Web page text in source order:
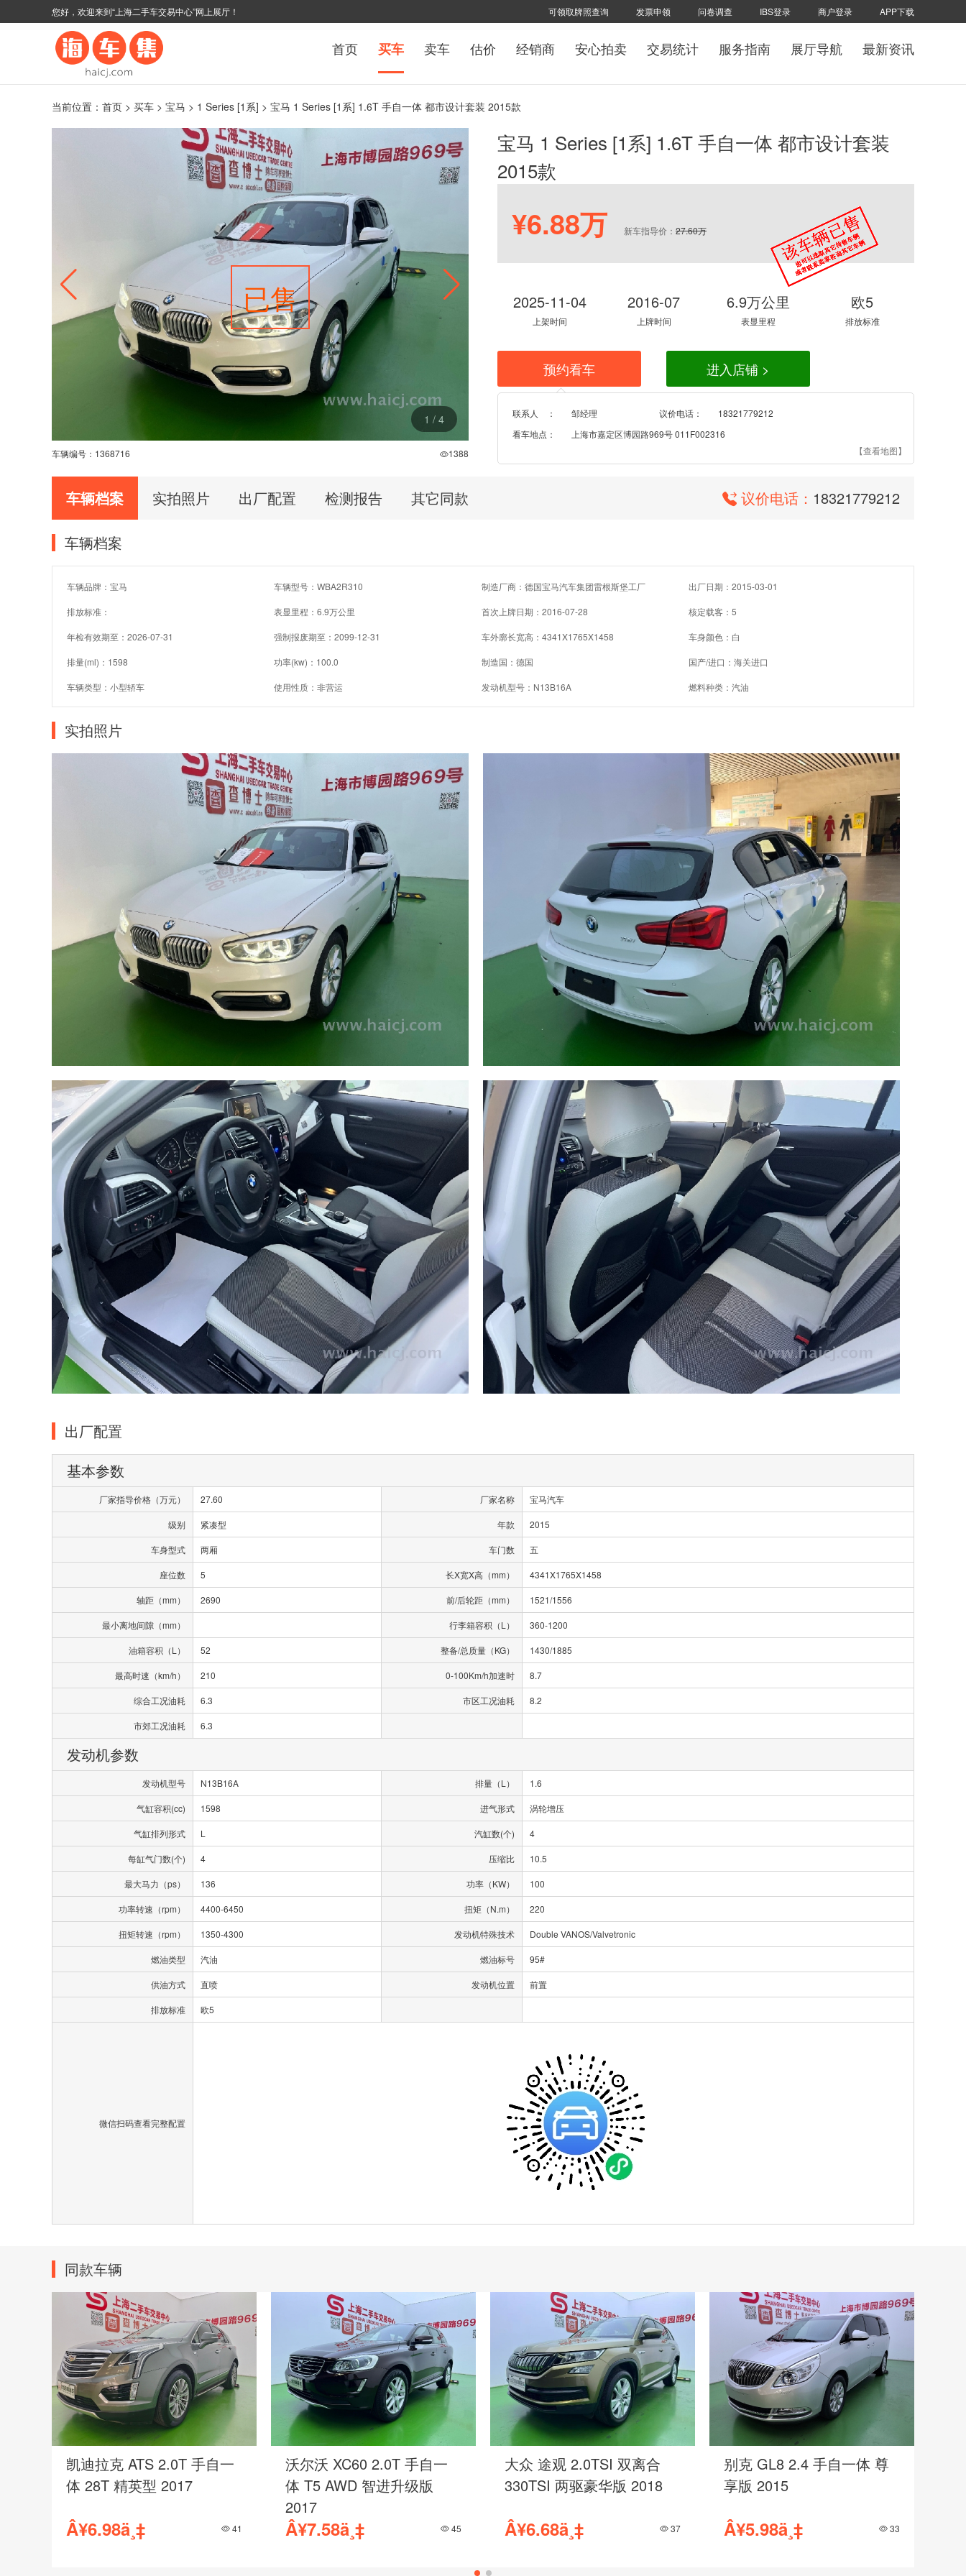
您好，欢迎来到“上海二手车交易中心”网上展厅！ 可领取牌照查询 发票申领 问卷调查 IBS登录 商户登录 APP下载
首页 买车 卖车 估价 经销商 安心拍卖 交易统计 服务指南 展厅导航 最新资讯
当前位置： 首页 > 买车 > 宝马 > 1 Series [1系] > 宝马 1 Series [1系] 1.6T 手自一体 都市设计套装 2015款
1 / 4
已售
车辆编号： 1368716 1388
宝马 1 Series [1系] 1.6T 手自一体 都市设计套装
2015款
¥6.88万 新车指导价： 27.60万
2025-11-04
上架时间
2016-07
上牌时间
6.9万公里
表显里程
欧5
排放标准
预约看车 进入店铺 >
联系人 ： 邹经理 议价电话：
18321779212
看车地点：
上海市嘉定区博园路969号 011F002316
【查看地图】
车辆档案 实拍照片 出厂配置 检测报告 其它同款 议价电话： 18321779212
车辆档案
车辆品牌：宝马 车辆型号：WBA2R310 制造厂商：德国宝马汽车集团雷根斯堡工厂 出厂日期：2015-03-01
排放标准： 表显里程：6.9万公里 首次上牌日期：2016-07-28 核定载客：5
年检有效期至：2026-07-31 强制报废期至：2099-12-31 车外廓长宽高：4341X1765X1458 车身颜色：白
排量(ml)：1598 功率(kw)：100.0 制造国：德国 国产/进口：海关进口
车辆类型：小型轿车 使用性质：非营运 发动机型号：N13B16A 燃料种类：汽油
实拍照片
出厂配置
基本参数
厂家指导价格（万元） 27.60 厂家名称 宝马汽车
级别 紧凑型 年款 2015
车身型式 两厢 车门数 五
座位数 5 长X宽X高（mm） 4341X1765X1458
轴距（mm） 2690 前/后轮距（mm） 1521/1556
最小离地间隙（mm） 行李箱容积（L） 360-1200
油箱容积（L） 52 整备/总质量（KG） 1430/1885
最高时速（km/h） 210 0-100Km/h加速时 8.7
综合工况油耗 6.3 市区工况油耗 8.2
市郊工况油耗 6.3
发动机参数
发动机型号 N13B16A 排量（L） 1.6
气缸容积(cc) 1598 进气形式 涡轮增压
气缸排列形式 L 汽缸数(个) 4
每缸气门数(个) 4 压缩比 10.5
最大马力（ps） 136 功率（KW） 100
功率转速（rpm） 4400-6450 扭矩（N.m） 220
扭矩转速（rpm） 1350-4300 发动机特殊技术 Double VANOS/Valvetronic
燃油类型 汽油 燃油标号 95#
供油方式 直喷 发动机位置 前置
排放标准 欧5
微信扫码查看完整配置
同款车辆
凯迪拉克 ATS 2.0T 手自一
体 28T 精英型 2017
Â¥6.98ä¸‡ 41
沃尔沃 XC60 2.0T 手自一
体 T5 AWD 智进升级版
2017
Â¥7.58ä¸‡ 45
大众 途观 2.0TSI 双离合
330TSI 两驱豪华版 2018
Â¥6.68ä¸‡ 37
别克 GL8 2.4 手自一体 尊
享版 2015
Â¥5.98ä¸‡ 33